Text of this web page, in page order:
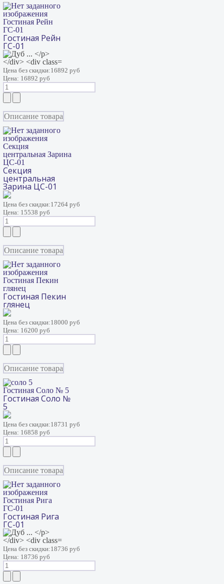
Гостиная Рейн
ГС-01
Гостиная Рейн
ГС-01
Цена без скидки:16892 руб
Цена: 16892 руб
Описание товара
Секция
центральная Зарина
ЦС-01
Секция
центральная
Зарина ЦС-01
Цена без скидки:17264 руб
Цена: 15538 руб
Описание товара
Гостиная Пекин
глянец
Гостиная Пекин
глянец
Цена без скидки:18000 руб
Цена: 16200 руб
Описание товара
Гостиная Соло № 5
Гостиная Соло №
5
Цена без скидки:18731 руб
Цена: 16858 руб
Описание товара
Гостиная Рига
ГС-01
Гостиная Рига
ГС-01
Цена без скидки:18736 руб
Цена: 18736 руб